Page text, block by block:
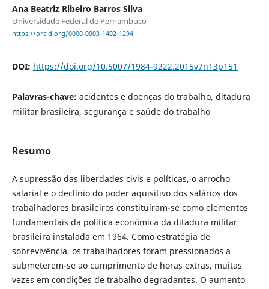
Ana Beatriz Ribeiro Barros Silva
Universidade Federal de Pernambuco
https://orcid.org/0000-0003-1402-1294
DOI: https://doi.org/10.5007/1984-9222.2015v7n13p151
Palavras-chave: acidentes e doenças do trabalho, ditadura
militar brasileira, segurança e saúde do trabalho
Resumo
A supressão das liberdades civis e políticas, o arrocho
salarial e o declínio do poder aquisitivo dos salários dos
trabalhadores brasileiros constituíram-se como elementos
fundamentais da política econômica da ditadura militar
brasileira instalada em 1964. Como estratégia de
sobrevivência, os trabalhadores foram pressionados a
submeterem-se ao cumprimento de horas extras, muitas
vezes em condições de trabalho degradantes. O aumento